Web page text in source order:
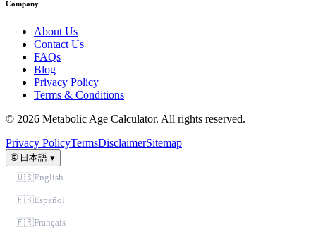
Company
About Us
Contact Us
FAQs
Blog
Privacy Policy
Terms & Conditions
© 2026 Metabolic Age Calculator. All rights reserved.
Privacy PolicyTermsDisclaimerSitemap
🌐 日本語 ▾
🇺🇸English
🇪🇸Español
🇫🇷Français